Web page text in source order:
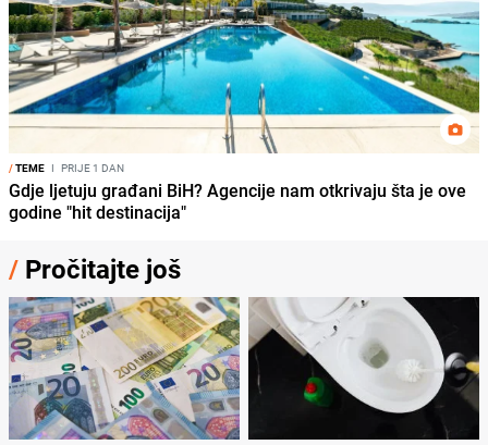
/TEME I PRIJE 1 DAN
Gdje ljetuju građani BiH? Agencije nam otkrivaju šta je ove
godine "hit destinacija"
/ Pročitajte još